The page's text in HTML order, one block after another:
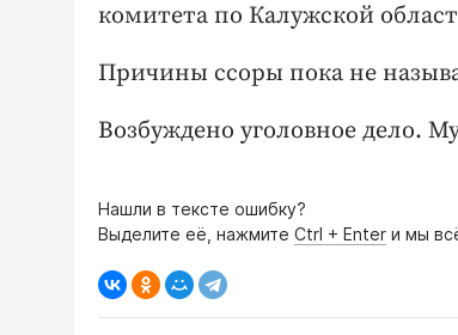
комитета по Калужской
Причины ссоры пока не
Возбуждено уголовное дело.
Нашли в тексте ошибку?
Выделите её, нажмите Ctrl + Enter и мы